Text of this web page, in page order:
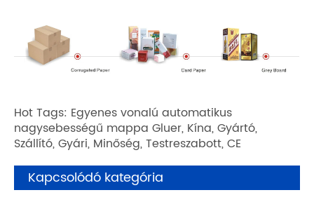
Hot Tags: Egyenes vonalú automatikus
nagysebességű mappa Gluer, Kína, Gyártó,
Szállító, Gyári, Minőség, Testreszabott, CE
Kapcsolódó kategória